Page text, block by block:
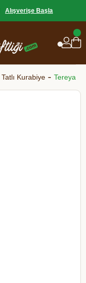
Alışverişe Başla
Tatlı Kurabiye